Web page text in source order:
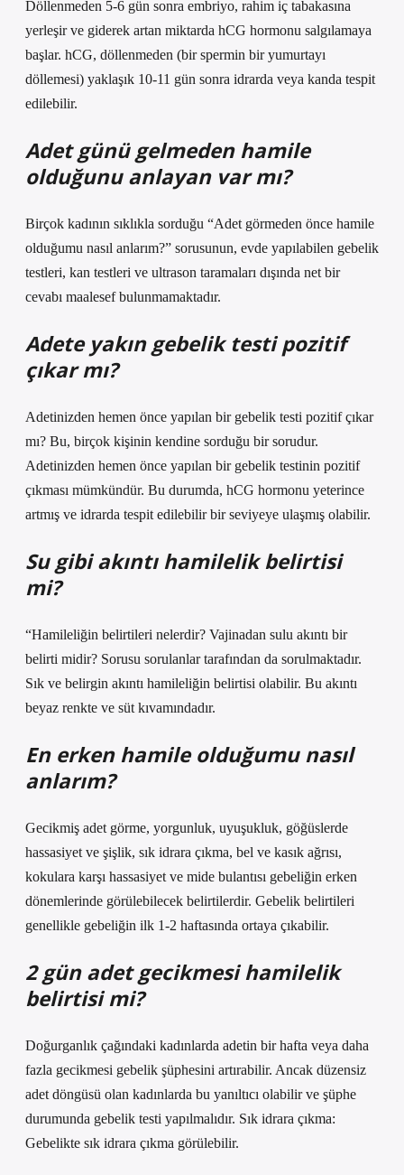
Döllenmeden 5-6 gün sonra embriyo, rahim iç tabakasına
yerleşir ve giderek artan miktarda hCG hormonu salgılamaya
başlar. hCG, döllenmeden (bir spermin bir yumurtayı
döllemesi) yaklaşık 10-11 gün sonra idrarda veya kanda tespit
edilebilir.
Adet günü gelmeden hamile
olduğunu anlayan var mı?
Birçok kadının sıklıkla sorduğu “Adet görmeden önce hamile
olduğumu nasıl anlarım?” sorusunun, evde yapılabilen gebelik
testleri, kan testleri ve ultrason taramaları dışında net bir
cevabı maalesef bulunmamaktadır.
Adete yakın gebelik testi pozitif
çıkar mı?
Adetinizden hemen önce yapılan bir gebelik testi pozitif çıkar
mı? Bu, birçok kişinin kendine sorduğu bir sorudur.
Adetinizden hemen önce yapılan bir gebelik testinin pozitif
çıkması mümkündür. Bu durumda, hCG hormonu yeterince
artmış ve idrarda tespit edilebilir bir seviyeye ulaşmış olabilir.
Su gibi akıntı hamilelik belirtisi
mi?
“Hamileliğin belirtileri nelerdir? Vajinadan sulu akıntı bir
belirti midir? Sorusu sorulanlar tarafından da sorulmaktadır.
Sık ve belirgin akıntı hamileliğin belirtisi olabilir. Bu akıntı
beyaz renkte ve süt kıvamındadır.
En erken hamile olduğumu nasıl
anlarım?
Gecikmiş adet görme, yorgunluk, uyuşukluk, göğüslerde
hassasiyet ve şişlik, sık idrara çıkma, bel ve kasık ağrısı,
kokulara karşı hassasiyet ve mide bulantısı gebeliğin erken
dönemlerinde görülebilecek belirtilerdir. Gebelik belirtileri
genellikle gebeliğin ilk 1-2 haftasında ortaya çıkabilir.
2 gün adet gecikmesi hamilelik
belirtisi mi?
Doğurganlık çağındaki kadınlarda adetin bir hafta veya daha
fazla gecikmesi gebelik şüphesini artırabilir. Ancak düzensiz
adet döngüsü olan kadınlarda bu yanıltıcı olabilir ve şüphe
durumunda gebelik testi yapılmalıdır. Sık idrara çıkma:
Gebelikte sık idrara çıkma görülebilir.